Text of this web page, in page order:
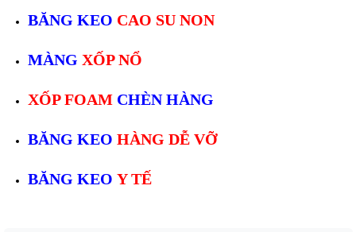
BĂNG KEO CAO SU NON
MÀNG XỐP NỔ
XỐP FOAM CHÈN HÀNG
BĂNG KEO HÀNG DỄ VỠ
BĂNG KEO Y TẾ